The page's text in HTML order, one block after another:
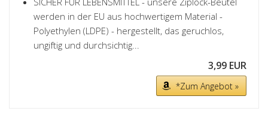
werden in der EU aus hochwertigem Material -
Polyethylen (LDPE) - hergestellt, das geruchlos,
ungiftig und durchsichtig...
3,99 EUR
*Zum Angebot »